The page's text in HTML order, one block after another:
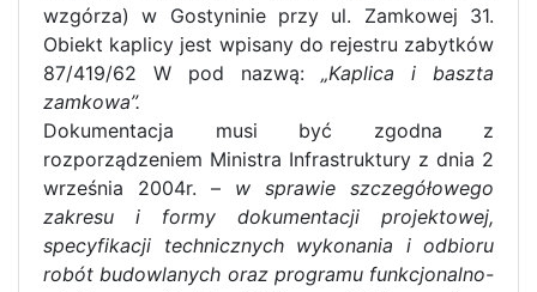
wzgórza) w Gostyninie przy ul. Zamkowej 31.
Obiekt kaplicy jest wpisany do rejestru zabytków
87/419/62 W pod nazwą: „Kaplica i baszta
zamkowa”.
Dokumentacja musi być zgodna z
rozporządzeniem Ministra Infrastruktury z dnia 2
września 2004r. – w sprawie szczegółowego
zakresu i formy dokumentacji projektowej,
specyfikacji technicznych wykonania i odbioru
robót budowlanych oraz programu funkcjonalno-